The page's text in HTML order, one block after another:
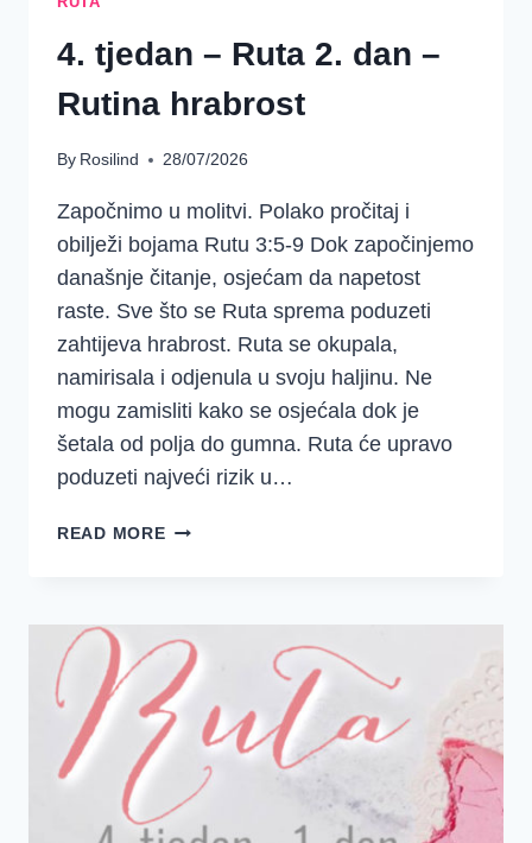
4. tjedan – Ruta 2. dan –
Rutina hrabrost
By Rosilind 28/07/2026
Započnimo u molitvi. Polako pročitaj i
obilježi bojama Rutu 3:5-9 Dok započinjemo
današnje čitanje, osjećam da napetost
raste. Sve što se Ruta sprema poduzeti
zahtijeva hrabrost. Ruta se okupala,
namirisala i odjenula u svoju haljinu. Ne
mogu zamisliti kako se osjećala dok je
šetala od polja do gumna. Ruta će upravo
poduzeti najveći rizik u…
READ MORE4.
2.
DAN
–
RUTINA
HRABROST